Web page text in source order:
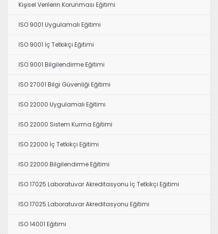
Kişisel Verilerin Korunması Eğitimi
ISO 9001 Uygulamalı Eğitimi
ISO 9001 İç Tetkikçi Eğitimi
ISO 9001 Bilgilendirme Eğitimi
ISO 27001 Bilgi Güvenliği Eğitimi
ISO 22000 Uygulamalı Eğitimi
ISO 22000 Sistem Kurma Eğitimi
ISO 22000 İç Tetkikçi Eğitimi
ISO 22000 Bilgilendirme Eğitimi
ISO 17025 Laboratuvar Akreditasyonu İç Tetkikçi Eğitimi
ISO 17025 Laboratuvar Akreditasyonu Eğitimi
ISO 14001 Eğitimi